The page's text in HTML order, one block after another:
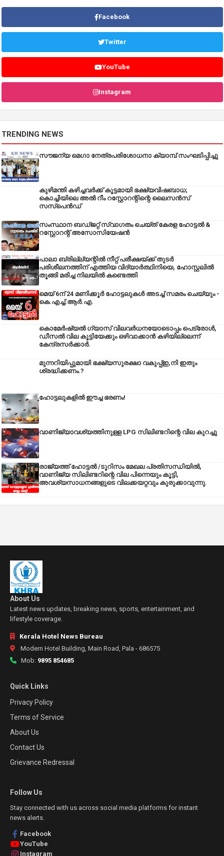
Facebook
Twitter
YouTube
Instagram
TRENDING NEWS
സൗജന്യ മെഗാ നേത്രപരിശോധനാ ക്യാമ്പ് സംഘടിപ്പിച്ചു
കുഴിമന്തി കഴിച്ചവർക്ക് കൂട്ടമായി ഭക്ഷ്യവിഷബാധ;
കൊച്ചിയിലെ അൽ റീം റസ്റ്റോറന്റിന്റെ ലൈസൻസ്
സസ്പെൻഡ്
സംസ്ഥാന ബഡ്‌ജറ്റ് സ്വാഗതം ചെയ്ത് കേരള ഹോട്ടൽ &
റസ്റ്റോറന്റ് അസോസിയേഷൻ
പാലാ ബ്രില്ല്യന്റിൽ നീറ്റ് പരീക്ഷയ്ക്ക് തുടർ
പരിശീലനത്തിന് എത്തിയ വിദ്യാർത്ഥിനിയെ, ഹോസ്റ്റലിൽ
തൂങ്ങി മരിച്ച നിലയിൽ കണ്ടെത്തി
മെയ് 6ന് 24 മണിക്കൂർ ഹോട്ടലുകൾ അടച്ച് സമരം ചെയ്യും -
കെ.എച്ച്.ആർ.എ.
കൊമേർഷ്യൽ ഗ്യാസ് വിലവർധനയോടൊപ്പം പെട്രോൾ,
ഡീസല്‍ വില കൂട്ടിയേക്കും ഒഴിവാക്കാന്‍ കഴിയില്ലെന്ന്
കേന്ദ്രസര്‍ക്കാര്‍.
മുന്നറിയിപ്പുമായി ഭക്ഷ്യസുരക്ഷാ വകുപ്പ്ഇ,നി ഇതും
ശ്രദ്ധിക്കണം.?
ഹോട്ടലുകളിൽ ഈച്ച ഭരണം!
വാണിജ്യാവശ്യത്തിനുള്ള LPG സിലിണ്ടറിന്റെ വില കുറച്ചു
രാജ്യത്ത് ഹോട്ടൽ /ടൂറിസം മേഖല പ്രതിസന്ധിയിൽ,
വാണിജ്യ സിലിണ്ടറിന്റെ വില പിന്നെയും കൂട്ടി,
അവശ്യസാധനങ്ങളുടെ വിലക്കയറ്റവും കുരുക്കാവുന്നു.
About Us
Latest news updates, breaking news, sports, entertainment, and
lifestyle coverage.
Kerala Hotel News Bureau
Modern Hotel Building, Main Road, Pala - 686575
Mob: 9895 854685
Quick Links
Privacy Policy
Terms of Service
About Us
Contact Us
Grievance Redressal
Follow Us
Stay connected with us across social media platforms for instant
news alerts.
Facebook
YouTube
Instagram